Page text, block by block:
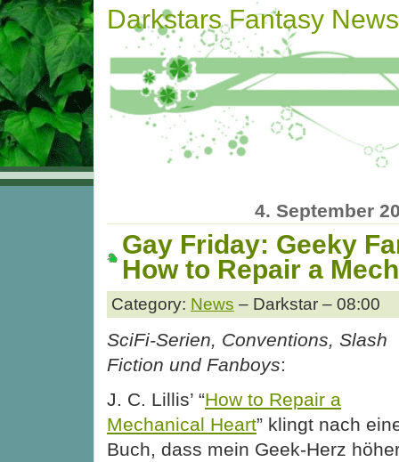
Darkstars Fantasy News
4. September
Gay Friday: Geeky
How to Repair a
Category: News – Darkstar – 08:00
SciFi-Serien, Conventions, Slash
Fiction und Fanboys:
J. C. Lillis’ “How to Repair a
Mechanical Heart” klingt nach
Buch, dass mein Geek-Herz